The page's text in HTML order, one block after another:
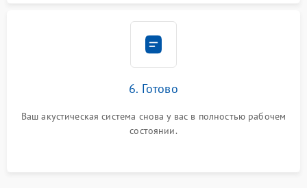
6. Готово
Ваш акустическая система снова у вас в полностью рабочем
состоянии.